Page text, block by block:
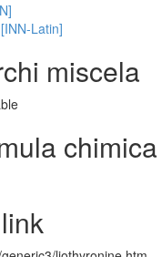
Latin]
miscela
chimica